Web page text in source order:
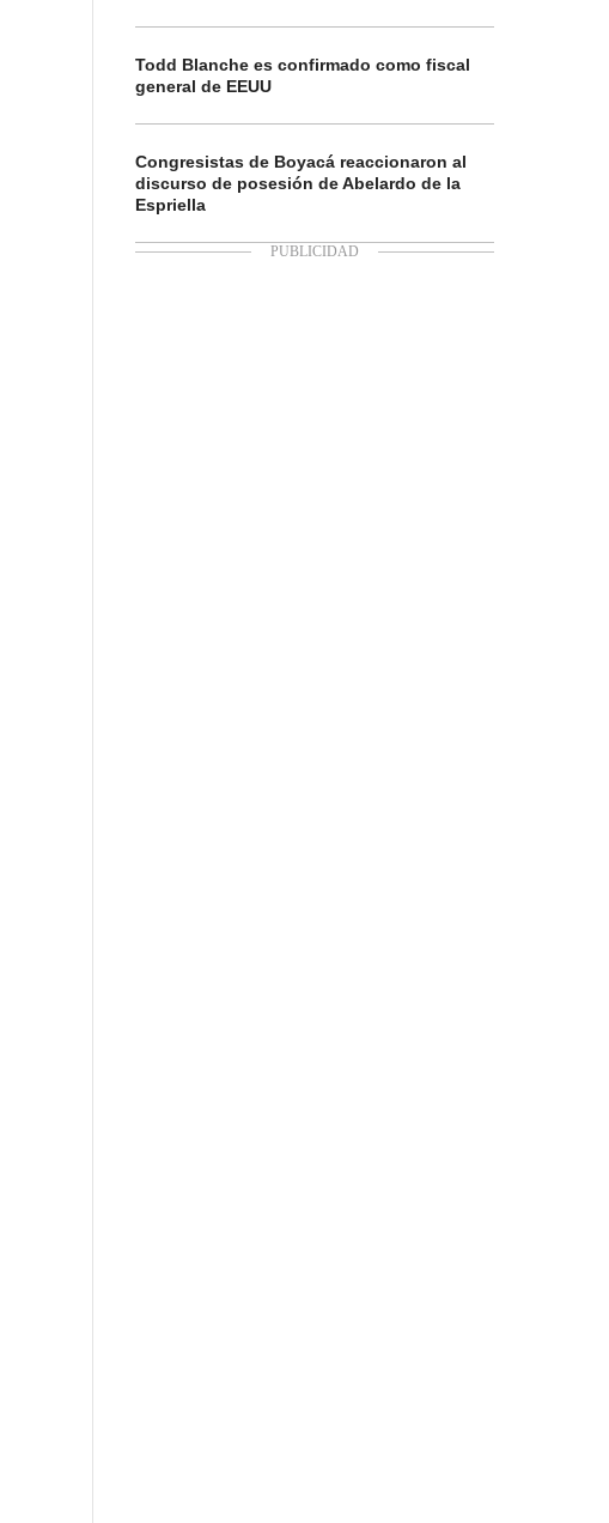
Todd Blanche es confirmado como fiscal
general de EEUU
Congresistas de Boyacá reaccionaron al
discurso de posesión de Abelardo de la
Espriella